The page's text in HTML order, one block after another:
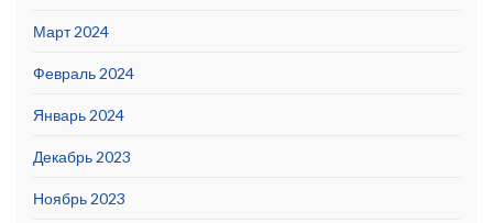
Март 2024
Февраль 2024
Январь 2024
Декабрь 2023
Ноябрь 2023